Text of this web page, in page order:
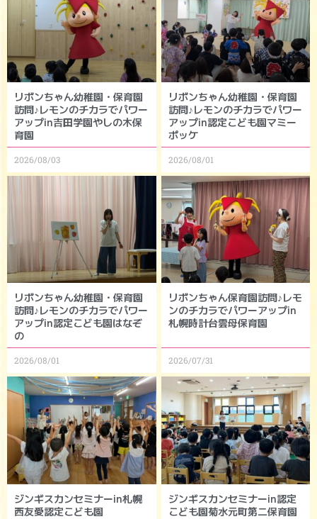
リボンちゃん幼稚園・保育園
訪問♪レモンのチカラでパワー
アップin吉田学園やしの木保
育園
2026/08/03
リボンちゃん幼稚園・保育園
訪問♪レモンのチカラでパワー
アップin認定こども園マミー
ポッケ
2026/08/01
リボンちゃん幼稚園・保育園
訪問♪レモンのチカラでパワー
アップin認定こども園はなぞ
の
2026/08/01
リボンちゃん保育園訪問♪レモ
ンのチカラでパワーアップin
札幌時計台雲母保育園
2026/07/31
ジンギスカンセミナーin札幌
西友愛認定こども園
ジンギスカンセミナーin認定
こども園菊水元町第二保育園